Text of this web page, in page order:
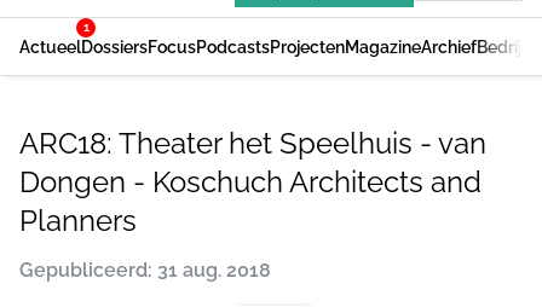
Actueel
1
DossiersFocusPodcastsProjectenMagazineArchief
ARC18: Theater het Speelhuis - van
Dongen - Koschuch Architects and
Planners
Gepubliceerd: 31 aug. 2018